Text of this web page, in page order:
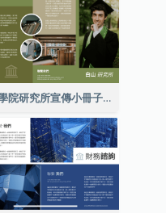
學院研究所宣傳小冊子